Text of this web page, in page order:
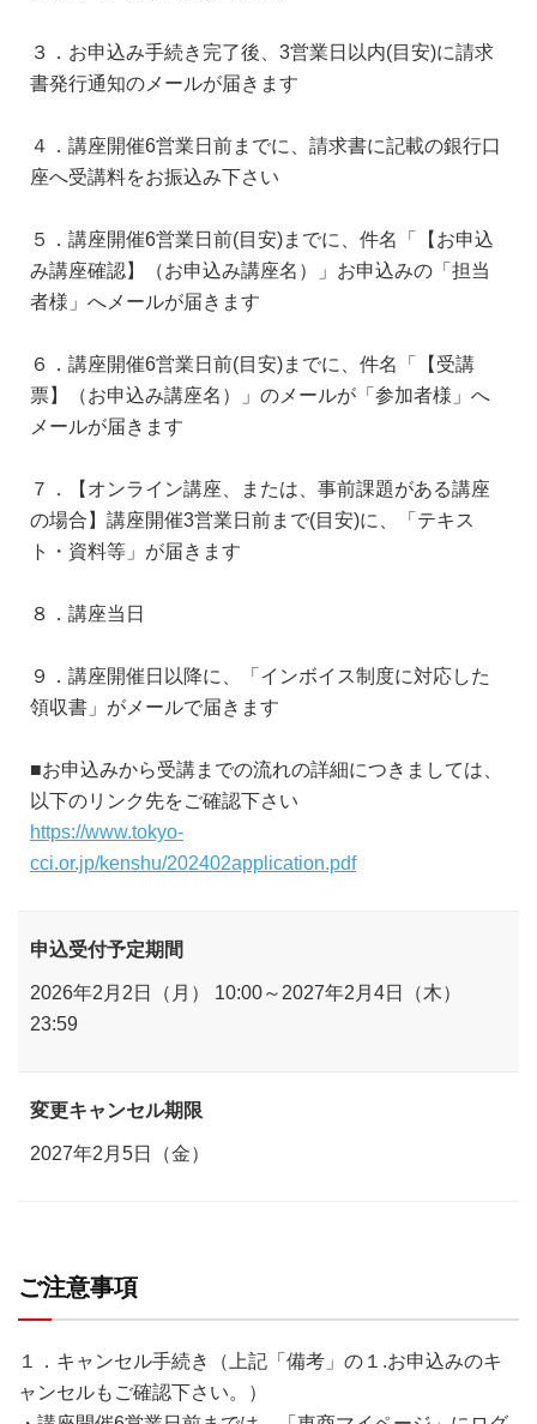
３．お申込み手続き完了後、3営業日以内(目安)に請求
書発行通知のメールが届きます
４．講座開催6営業日前までに、請求書に記載の銀行口
座へ受講料をお振込み下さい
５．講座開催6営業日前(目安)までに、件名「【お申込
み講座確認】（お申込み講座名）」お申込みの「担当
者様」へメールが届きます
６．講座開催6営業日前(目安)までに、件名「【受講
票】（お申込み講座名）」のメールが「参加者様」へ
メールが届きます
７．【オンライン講座、または、事前課題がある講座
の場合】講座開催3営業日前まで(目安)に、「テキス
ト・資料等」が届きます
８．講座当日
９．講座開催日以降に、「インボイス制度に対応した
領収書」がメールで届きます
■お申込みから受講までの流れの詳細につきましては、
以下のリンク先をご確認下さい
https://www.tokyo-
cci.or.jp/kenshu/202402application.pdf
申込受付予定期間
2026年2月2日（月） 10:00～2027年2月4日（木）
23:59
変更キャンセル期限
2027年2月5日（金）
ご注意事項
１．キャンセル手続き（上記「備考」の１.お申込みのキ
ャンセルもご確認下さい。）